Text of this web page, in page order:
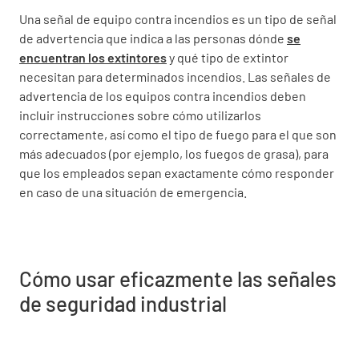
Una señal de equipo contra incendios es un tipo de señal
de advertencia que indica a las personas dónde se
encuentran los extintoresy qué tipo de extintor
necesitan para determinados incendios. Las señales de
advertencia de los equipos contra incendios deben
incluir instrucciones sobre cómo utilizarlos
correctamente, así como el tipo de fuego para el que son
más adecuados (por ejemplo, los fuegos de grasa), para
que los empleados sepan exactamente cómo responder
en caso de una situación de emergencia.
Cómo usar eficazmente las señales
de seguridad industrial